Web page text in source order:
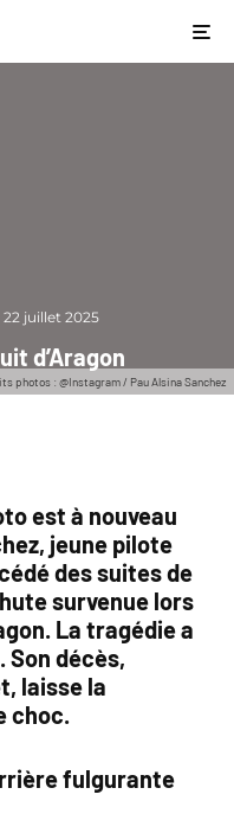
photos : @Instagram / Pau Alsina Sanchez
22 juillet 2025
d’Aragon
est à nouveau
jeune pilote
des suites de
survenue lors
La tragédie a
Son décès,
laisse la
choc.
fulgurante